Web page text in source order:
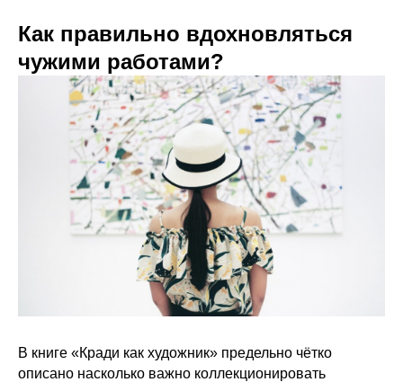
Как правильно вдохновляться
чужими работами?
В книге «Кради как художник» предельно чётко
описано насколько важно коллекционировать